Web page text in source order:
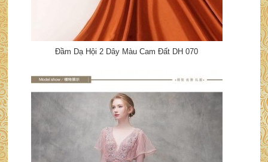
Đầm Dạ Hội 2 Dây Màu Cam Đất DH 070